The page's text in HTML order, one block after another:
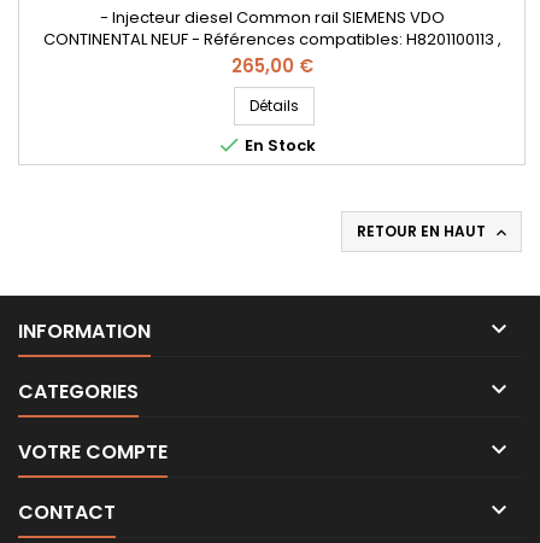
- Injecteur diesel Common rail SIEMENS VDO
CONTINENTAL NEUF - Références compatibles: H8201100113 ,
8201100113 , 166006212R , 16600001Q1REX , H8200704180 ,
A6070700195 , A6070700087 , 8201041272 , A2C59507596 , -
Pour motorisation Renault Nissan 1.5dCi et Mercedes CDI
Pièce d'origine
Prix
265,00 €
Détails
 En Stock
RETOUR EN HAUT 
INFORMATION 
CATEGORIES 
VOTRE COMPTE 
CONTACT 